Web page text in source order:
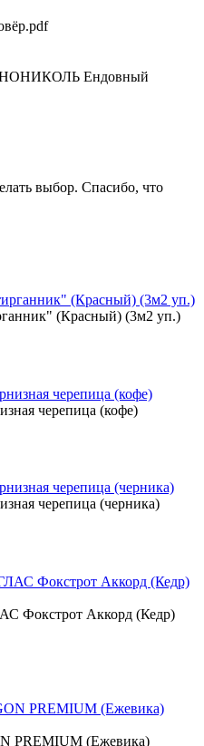
Ендовный
выбор. Спасибо, что
(Красный) (3м2 уп.)
черепица (кофе)
черепица (черника)
Фокстрот Аккорд (Кедр)
PREMIUM (Ежевика)